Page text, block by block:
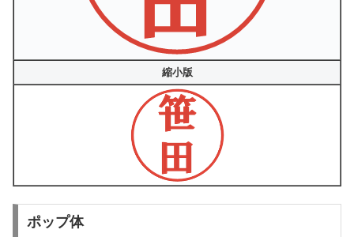
縮小版
ポップ体